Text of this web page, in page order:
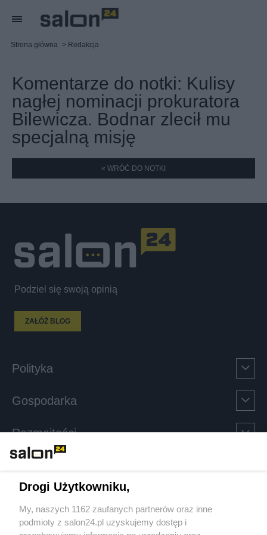
Strona główna Redakcja
Komentarze do notki: Kulisy
nagłej nominacji prokuratora
Bilewicza. Bodnar zlecił mu
specjalną misję
« WRÓĆ DO NOTKI
Podziel się swoją opinią
ZAŁÓŻ BLOG
Polityka
Gospodarka
Rozmaitości
Społeczeństwo
Drogi Użytkowniku,
My, naszych 1162 zaufanych partnerów oraz inne
podmioty z salon24.pl uzyskujemy dostęp i